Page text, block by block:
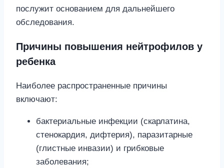
послужит основанием для дальнейшего
обследования.
Причины повышения нейтрофилов у
ребенка
Наиболее распространенные причины
включают:
бактериальные инфекции (скарлатина,
стенокардия, дифтерия), паразитарные
(глистные инвазии) и грибковые
заболевания;